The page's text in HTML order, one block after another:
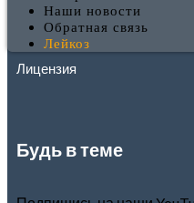
Наши новости
Обратная связь
Лейкоз
Обратная связь
Лицензия
Будь в теме